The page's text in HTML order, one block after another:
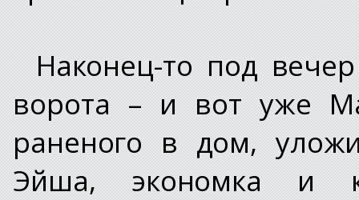
Наконец-то под
ворота – и вот уже
раненого в дом,
Эйша, экономка и